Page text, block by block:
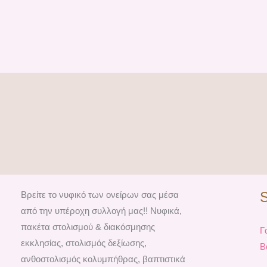
Βρείτε το νυφικό των ονείρων σας μέσα
από την υπέροχη συλλογή μας!! Νυφικά,
πακέτα στολισμού & διακόσμησης
εκκλησίας, στολισμός δεξίωσης,
ανθοστολισμός κολυμπήθρας, βαπτιστικά